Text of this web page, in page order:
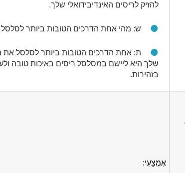
להזיק לריסים האינדיבידואלי שלך.
ש: מהי אחת הדרכים הטובות ביותר
ת: אחת הדרכים הטובות ביותר לסלסל ​​את
שלך היא ליישם במסלסל ריסים באיכות טובה
בזהירות.
אֶמְצָעִי: